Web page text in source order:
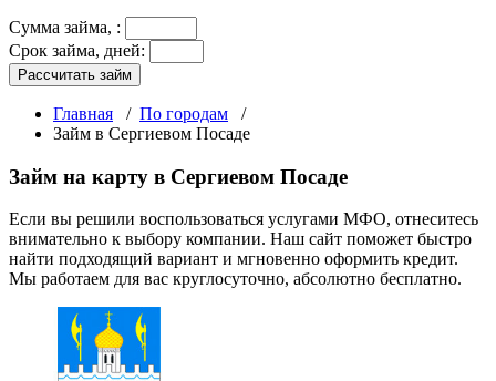
Сумма займа, :
Срок займа, дней:
Рассчитать займ
Главная / По городам /
Займ в Сергиевом Посаде
Займ на карту в Сергиевом Посаде
Если вы решили воспользоваться услугами МФО, отнеситесь
внимательно к выбору компании. Наш сайт поможет быстро
найти подходящий вариант и мгновенно оформить кредит.
Мы работаем для вас круглосуточно, абсолютно бесплатно.